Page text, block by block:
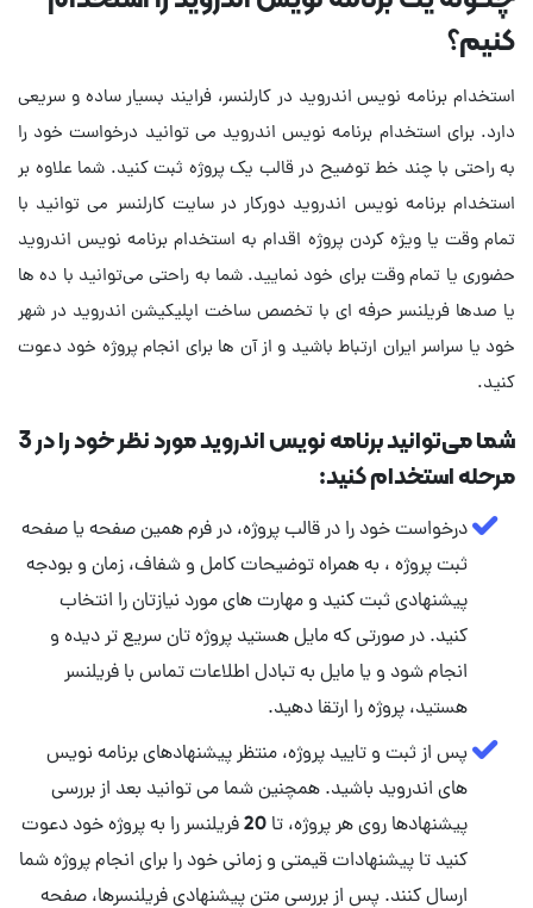
کنیم؟
استخدام برنامه نویس اندروید در کارلنسر، فرایند بسیار ساده و سریعی
دارد. برای استخدام برنامه نویس اندروید می توانید درخواست خود را
به راحتی با چند خط توضیح در قالب یک پروژه ثبت کنید. شما علاوه بر
استخدام برنامه نویس اندروید دورکار در سایت کارلنسر می توانید با
تمام وقت یا ویژه کردن پروژه اقدام به استخدام برنامه نویس اندروید
حضوری یا تمام وقت برای خود نمایید. شما به راحتی می‌توانید با ده ها
یا صدها فریلنسر حرفه ای با تخصص ساخت اپلیکیشن اندروید در شهر
خود یا سراسر ایران ارتباط باشید و از آن ها برای انجام پروژه خود دعوت
کنید.
شما می‌توانید برنامه نویس اندروید مورد نظر خود را در 3
مرحله استخدام کنید:
درخواست خود را در قالب پروژه، در فرم همین صفحه یا صفحه
ثبت پروژه ، به همراه توضیحات کامل و شفاف، زمان و بودجه
پیشنهادی ثبت کنید و مهارت‌ های مورد نیازتان را انتخاب
کنید. در صورتی که مایل هستید پروژه تان سریع تر دیده و
انجام شود و یا مایل به تبادل اطلاعات تماس با فریلنسر
هستید، پروژه را ارتقا دهید.
پس از ثبت و تایید پروژه، منتظر پیشنهادهای برنامه نویس
های اندروید باشید. همچنین شما می توانید بعد از بررسی
پیشنهادها روی هر پروژه، تا 20 فریلنسر را به پروژه خود دعوت
کنید تا پیشنهادات قیمتی و زمانی خود را برای انجام پروژه شما
ارسال کنند. پس از بررسی متن پیشنهادی فریلنسرها، صفحه